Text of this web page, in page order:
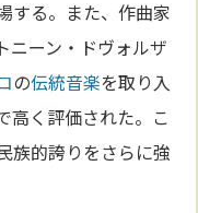
する。また、作曲家
ニーン・ドヴォルザ
の伝統音楽を取り入
高く評価された。こ
族的誇りをさらに強